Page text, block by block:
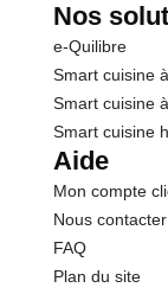
Nos
e-Quilibre
Smart cuisine
Smart cuisine
Smart cuisine
Aide
Mon compte
Nous contacter
FAQ
Plan du site